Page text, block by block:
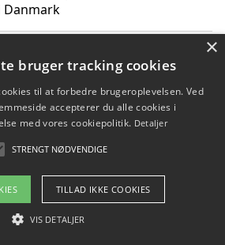
fossile brændstoffer kan ændre
2026 - Pilanto Aps
×
bruger tracking cookies
til at forbedre brugeroplevelsen. Ved
accepterer du alle cookies i
med vores cookiepolitik. Detaljer
STRENGT NØDVENDIGE
TILLAD IKKE COOKIES
VIS DETALJER